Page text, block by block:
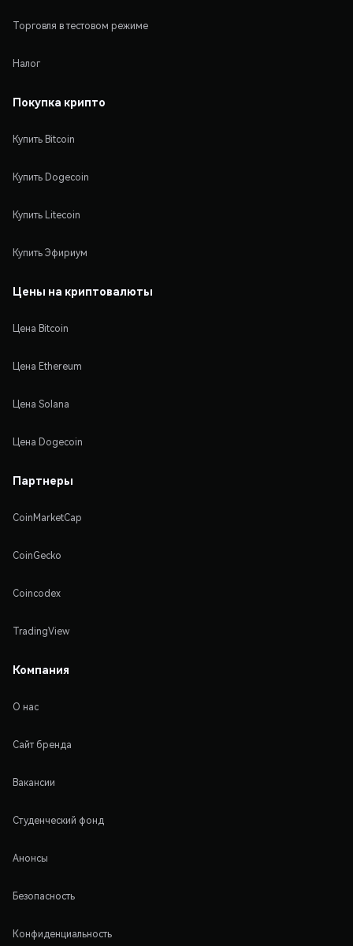
Торговля в тестовом режиме
Налог
Покупка крипто
Купить Bitcoin
Купить Dogecoin
Купить Litecoin
Купить Эфириум
Цены на криптовалюты
Цена Bitcoin
Цена Ethereum
Цена Solana
Цена Dogecoin
Партнеры
CoinMarketCap
CoinGecko
Coincodex
TradingView
Компания
О нас
Сайт бренда
Вакансии
Студенческий фонд
Анонсы
Безопасность
Конфиденциальность